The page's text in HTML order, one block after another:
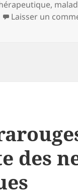
,
Laisser un
des